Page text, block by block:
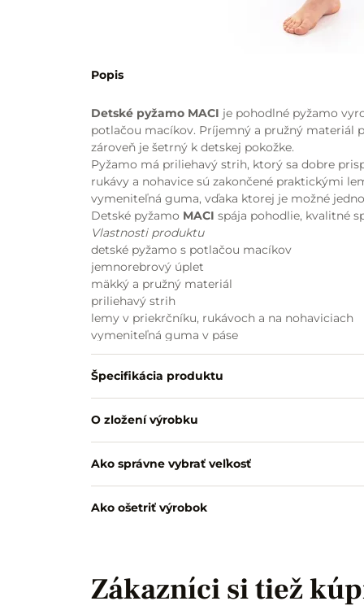
Popis
Detské pyžamo MACI je pohodlné pyžamo
potlačou macíkov. Príjemný a pružný materiál
zároveň je šetrný k detskej pokožke.
Pyžamo má priliehavý strih, ktorý sa dobre
rukávy a nohavice sú zakončené praktickými
vymeniteľná guma, vďaka ktorej je možné
Detské pyžamo MACI spája pohodlie, kvalitné
Vlastnosti produktu
detské pyžamo s potlačou macíkov
jemnorebrový úplet
mäkký a pružný materiál
priliehavý strih
lemy v priekrčníku, rukávoch a na nohaviciach
vymeniteľná guma v páse
pohodlné na spanie aj domáce nosenie
príjemné na každodenné používanie
slovenská výroba
Špecifikácia produktu
O zložení výrobku
Ako správne vybrať veľkosť
Ako ošetriť výrobok
Zákazníci si tiež